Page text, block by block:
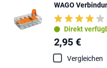
WAGO
Direkt
2,95 €
Vergleichen